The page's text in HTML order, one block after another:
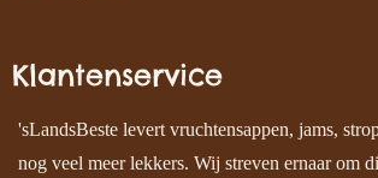
Klantenservice
'sLandsBeste levert vruchtensappen, jams,
nog veel meer lekkers. Wij streven ernaar om